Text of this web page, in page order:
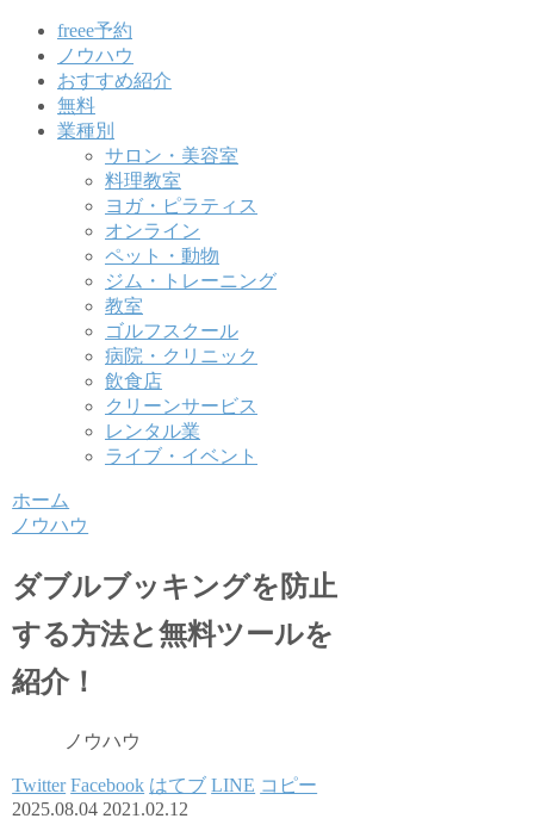
freee予約
ノウハウ
おすすめ紹介
無料
業種別
サロン・美容室
料理教室
ヨガ・ピラティス
オンライン
ペット・動物
ジム・トレーニング
教室
ゴルフスクール
病院・クリニック
飲食店
クリーンサービス
レンタル業
ライブ・イベント
ホーム
ノウハウ
ダブルブッキングを防止
する方法と無料ツールを
紹介！
ノウハウ
Twitter Facebook はてブ LINE コピー
2025.08.04 2021.02.12